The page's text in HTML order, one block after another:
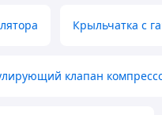
Крыльчатка с
клапан